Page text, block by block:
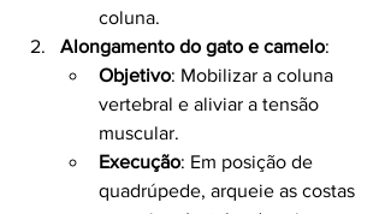
coluna.
Alongamento do gato e camelo:
Objetivo: Mobilizar a coluna
vertebral e aliviar a tensão
muscular.
Execução: Em posição de
quadrúpede, arqueie as costas